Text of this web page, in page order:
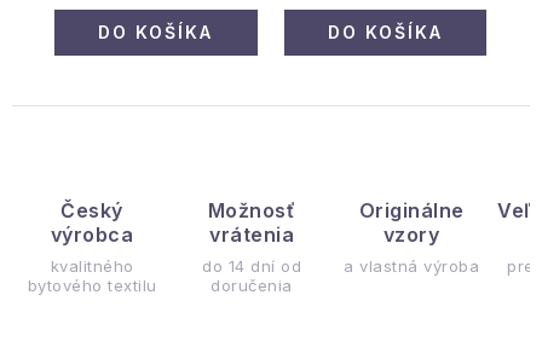
Český
výrobca
kvalitného
bytového textilu
Možnosť
vrátenia
do 14 dní od
doručenia
Originálne
vzory
a vlastná výroba pre
DO KOŠÍKA DO KOŠÍKA